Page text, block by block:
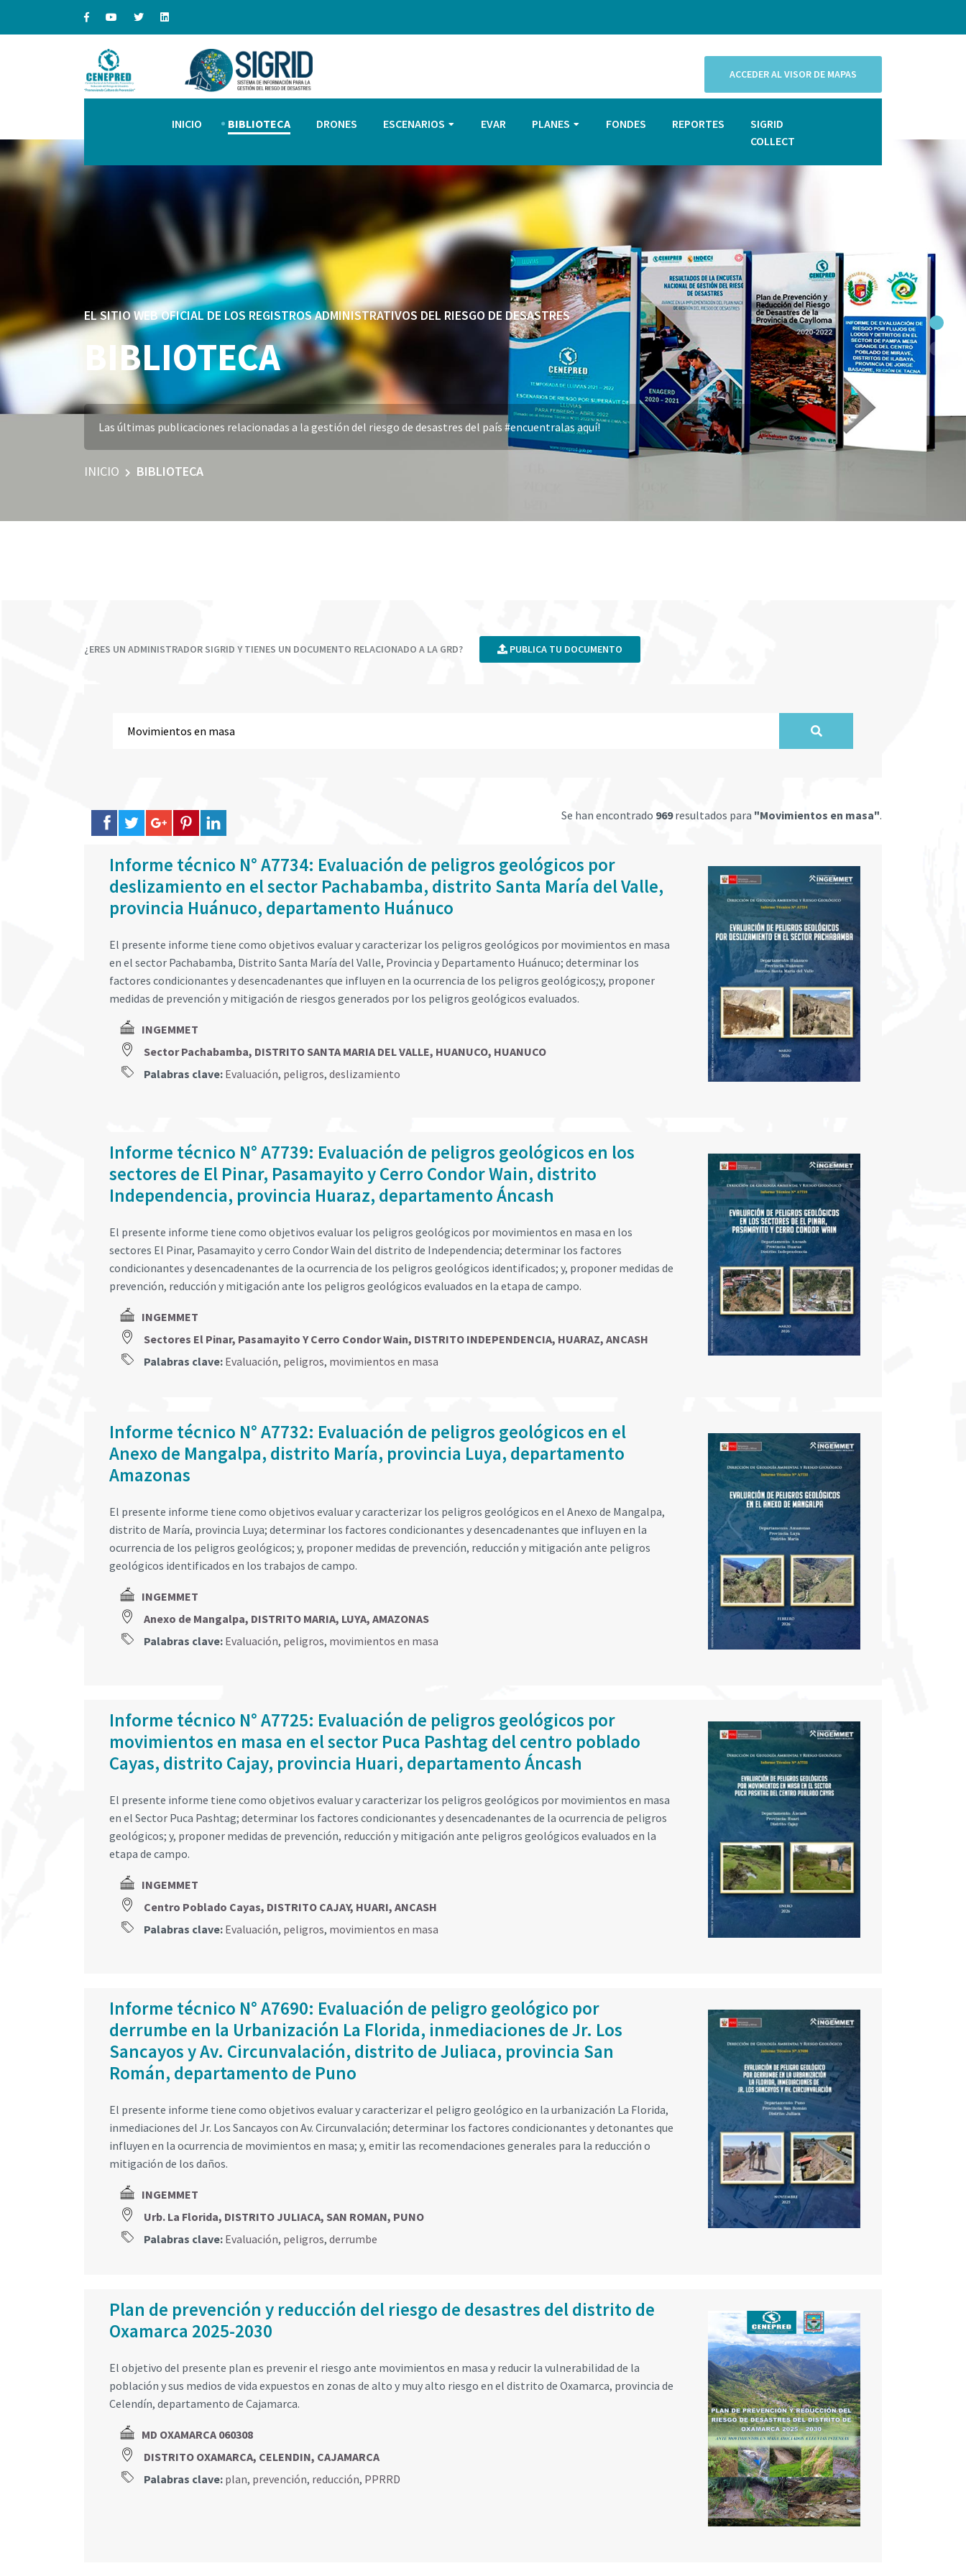
ACCEDER AL VISOR DE MAPAS
INICIO BIBLIOTECA DRONES ESCENARIOS EVAR PLANES FONDES REPORTES
SIGRID
COLLECT
EL SITIO WEB OFICIAL DE LOS REGISTROS ADMINISTRATIVOS DEL RIESGO DE DESASTRES
BIBLIOTECA
Las últimas publicaciones relacionadas a la gestión del riesgo de desastres del país #encuentralas aquí!
INICIO BIBLIOTECA
¿ERES UN ADMINISTRADOR SIGRID Y TIENES UN DOCUMENTO RELACIONADO A LA GRD? PUBLICA TU DOCUMENTO
Se han encontrado 969resultados para "Movimientos en masa".
Informe técnico N° A7734: Evaluación de peligros geológicos por
deslizamiento en el sector Pachabamba, distrito Santa María del Valle,
provincia Huánuco, departamento Huánuco
El presente informe tiene como objetivos evaluar y caracterizar los peligros geológicos por movimientos en masa
en el sector Pachabamba, Distrito Santa María del Valle, Provincia y Departamento Huánuco; determinar los
factores condicionantes y desencadenantes que influyen en la ocurrencia de los peligros geológicos;y, proponer
medidas de prevención y mitigación de riesgos generados por los peligros geológicos evaluados.
INGEMMET
Sector Pachabamba, DISTRITO SANTA MARIA DEL VALLE, HUANUCO, HUANUCO
Palabras clave: Evaluación, peligros, deslizamiento
Informe técnico N° A7739: Evaluación de peligros geológicos en los
sectores de El Pinar, Pasamayito y Cerro Condor Wain, distrito
Independencia, provincia Huaraz, departamento Áncash
El presente informe tiene como objetivos evaluar los peligros geológicos por movimientos en masa en los
sectores El Pinar, Pasamayito y cerro Condor Wain del distrito de Independencia; determinar los factores
condicionantes y desencadenantes de la ocurrencia de los peligros geológicos identificados; y, proponer medidas de
prevención, reducción y mitigación ante los peligros geológicos evaluados en la etapa de campo.
INGEMMET
Sectores El Pinar, Pasamayito Y Cerro Condor Wain, DISTRITO INDEPENDENCIA, HUARAZ, ANCASH
Palabras clave: Evaluación, peligros, movimientos en masa
Informe técnico N° A7732: Evaluación de peligros geológicos en el
Anexo de Mangalpa, distrito María, provincia Luya, departamento
Amazonas
El presente informe tiene como objetivos evaluar y caracterizar los peligros geológicos en el Anexo de Mangalpa,
distrito de María, provincia Luya; determinar los factores condicionantes y desencadenantes que influyen en la
ocurrencia de los peligros geológicos; y, proponer medidas de prevención, reducción y mitigación ante peligros
geológicos identificados en los trabajos de campo.
INGEMMET
Anexo de Mangalpa, DISTRITO MARIA, LUYA, AMAZONAS
Palabras clave: Evaluación, peligros, movimientos en masa
Informe técnico N° A7725: Evaluación de peligros geológicos por
movimientos en masa en el sector Puca Pashtag del centro poblado
Cayas, distrito Cajay, provincia Huari, departamento Áncash
El presente informe tiene como objetivos evaluar y caracterizar los peligros geológicos por movimientos en masa
en el Sector Puca Pashtag; determinar los factores condicionantes y desencadenantes de la ocurrencia de peligros
geológicos; y, proponer medidas de prevención, reducción y mitigación ante peligros geológicos evaluados en la
etapa de campo.
INGEMMET
Centro Poblado Cayas, DISTRITO CAJAY, HUARI, ANCASH
Palabras clave: Evaluación, peligros, movimientos en masa
Informe técnico N° A7690: Evaluación de peligro geológico por
derrumbe en la Urbanización La Florida, inmediaciones de Jr. Los
Sancayos y Av. Circunvalación, distrito de Juliaca, provincia San
Román, departamento de Puno
El presente informe tiene como objetivos evaluar y caracterizar el peligro geológico en la urbanización La Florida,
inmediaciones del Jr. Los Sancayos con Av. Circunvalación; determinar los factores condicionantes y detonantes que
influyen en la ocurrencia de movimientos en masa; y, emitir las recomendaciones generales para la reducción o
mitigación de los daños.
INGEMMET
Urb. La Florida, DISTRITO JULIACA, SAN ROMAN, PUNO
Palabras clave: Evaluación, peligros, derrumbe
Plan de prevención y reducción del riesgo de desastres del distrito de
Oxamarca 2025-2030
El objetivo del presente plan es prevenir el riesgo ante movimientos en masa y reducir la vulnerabilidad de la
población y sus medios de vida expuestos en zonas de alto y muy alto riesgo en el distrito de Oxamarca, provincia de
Celendín, departamento de Cajamarca.
MD OXAMARCA 060308
DISTRITO OXAMARCA, CELENDIN, CAJAMARCA
Palabras clave: plan, prevención, reducción, PPRRD